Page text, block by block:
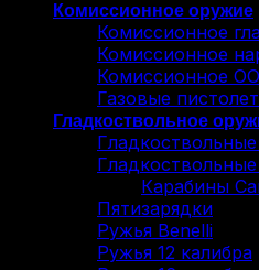
Комиссионное оружие
Комиссионное
Комиссионное
Комиссионное
Газовые
Гладкоствольное
Карабины
Пятизарядки
Ружья Benelli
Ружья 12 калибра